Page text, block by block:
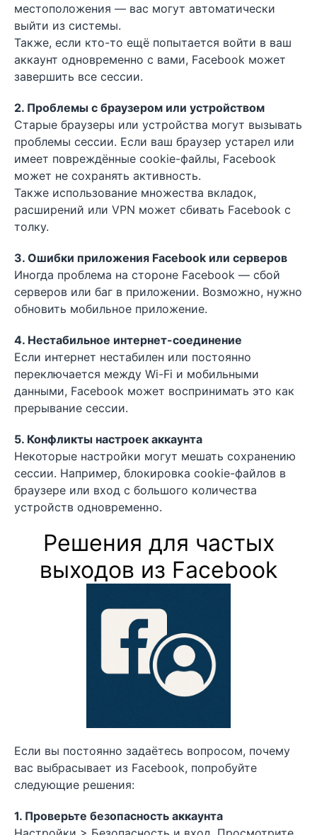
местоположения — вас могут автоматически
выйти из системы.
Также, если кто-то ещё попытается войти в ваш
аккаунт одновременно с вами, Facebook может
завершить все сессии.
2. Проблемы с браузером или устройством
Старые браузеры или устройства могут вызывать
проблемы сессии. Если ваш браузер устарел или
имеет повреждённые cookie-файлы, Facebook
может не сохранять активность.
Также использование множества вкладок,
расширений или VPN может сбивать Facebook с
толку.
3. Ошибки приложения Facebook или серверов
Иногда проблема на стороне Facebook — сбой
серверов или баг в приложении. Возможно, нужно
обновить мобильное приложение.
4. Нестабильное интернет-соединение
Если интернет нестабилен или постоянно
переключается между Wi-Fi и мобильными
данными, Facebook может воспринимать это как
прерывание сессии.
5. Конфликты настроек аккаунта
Некоторые настройки могут мешать сохранению
сессии. Например, блокировка cookie-файлов в
браузере или вход с большого количества
устройств одновременно.
Решения для частых
выходов из Facebook
Если вы постоянно задаётесь вопросом, почему
вас выбрасывает из Facebook, попробуйте
следующие решения:
1. Проверьте безопасность аккаунта